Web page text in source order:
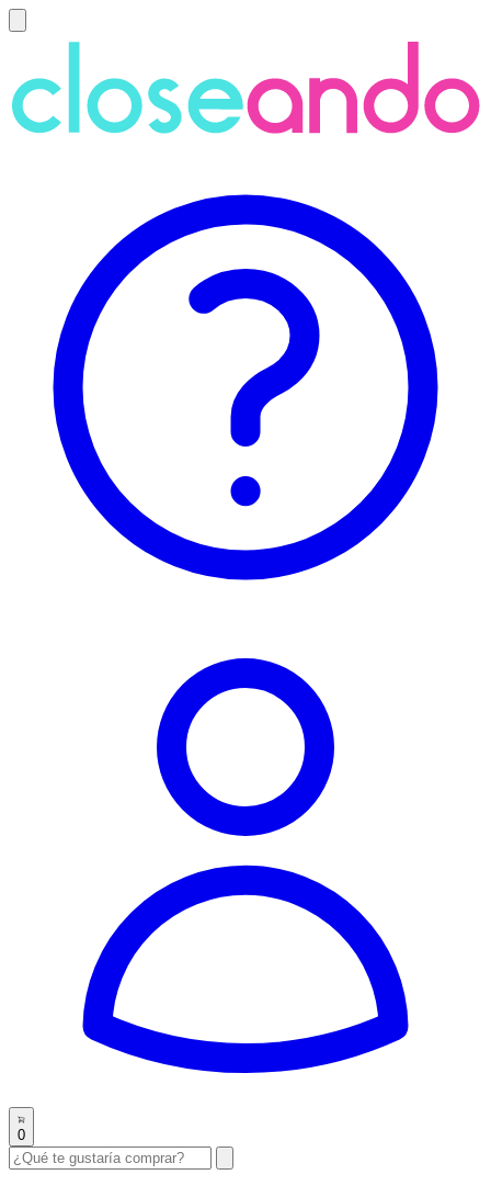
0